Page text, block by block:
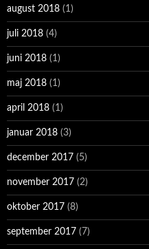
august 2018 (1)
juli 2018 (4)
juni 2018 (1)
maj 2018 (1)
april 2018 (1)
januar 2018 (3)
december 2017 (5)
november 2017 (2)
oktober 2017 (8)
september 2017 (7)